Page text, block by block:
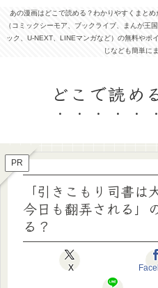
あの漫画はどこで読める？わかりやすくまと
（コミックシーモア、ブックライブ、まんが
ック、U-NEXT、LINEマンガなど）の無料やポ
じなども簡単に
どこで読め
PR
「引きこもり司書
今日も翻弄される」
る？
X